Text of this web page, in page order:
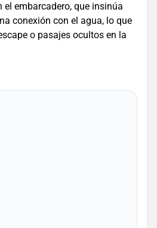
el embarcadero, que insinúa
conexión con el agua, lo que
o pasajes ocultos en la